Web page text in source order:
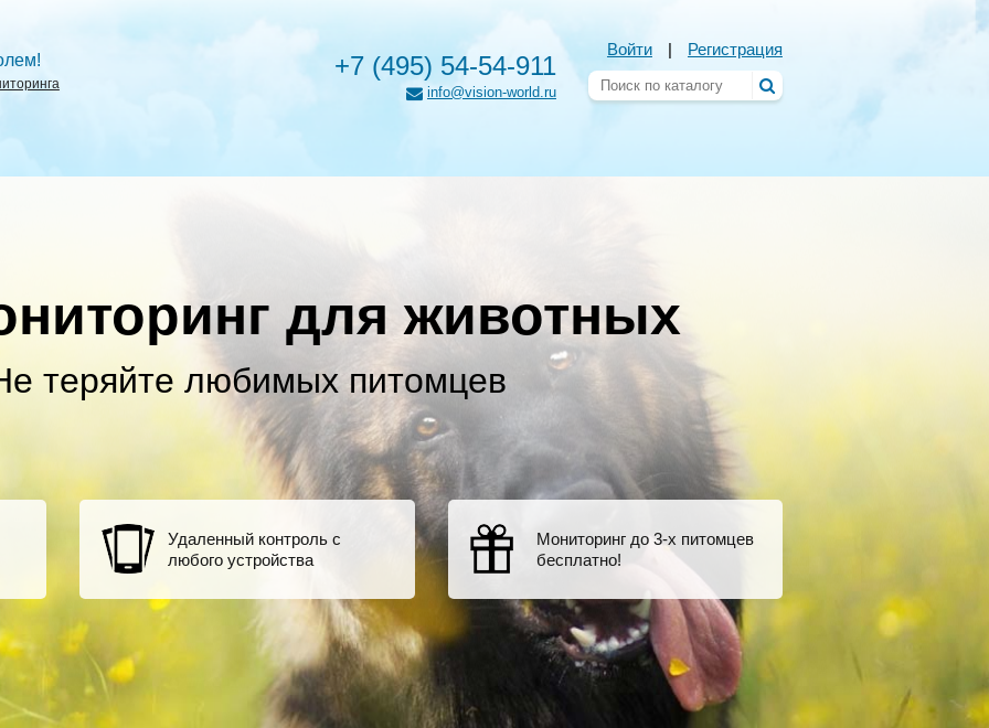
+7 (495) 54-54-911
info@vision-world.ru
Войти | Регистрация
для животных
теряйте любимых питомцев
Удаленный контроль с
любого устройства
Мониторинг до 3-х питомцев
бесплатно!